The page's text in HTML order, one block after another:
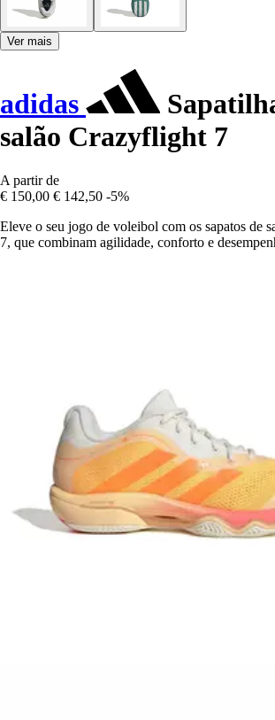
Ver mais
adidas
salão Crazyflight 7
A partir de
€ 150,00 € 142,50 -5%
Eleve o seu jogo de voleibol com os sapatos de
7, que combinam agilidade, conforto e